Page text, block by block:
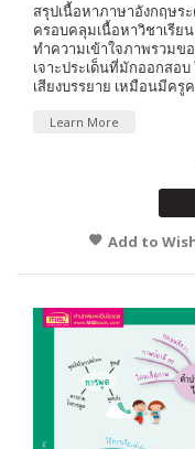
สรุปเนื้อหาภาษาอังกฤษร
ครอบคลุมเนื้อหาวิชาเรีย
ทำความเข้าใจภาพรวมข
เจาะประเด็นที่มักออกสอ
เสียงบรรยาย เหมือนมีครู
Learn More
Add to